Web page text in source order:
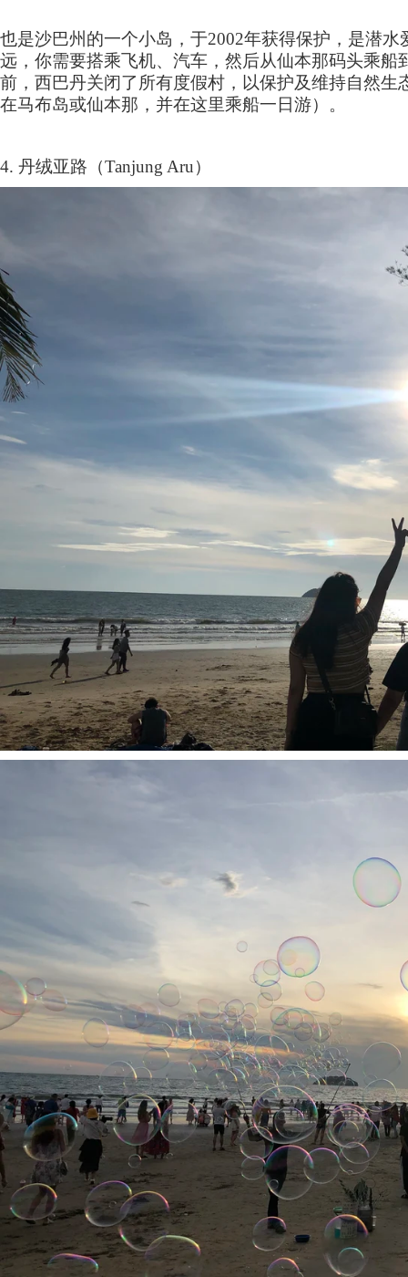
也是沙巴州的一个小岛，于2002年获得保护，是潜水
远，你需要搭乘飞机、汽车，然后从仙本那码头乘
前，西巴丹关闭了所有度假村，以保护及维持自然
在马布岛或仙本那，并在这里乘船一日游）。
4. 丹绒亚路（Tanjung Aru）